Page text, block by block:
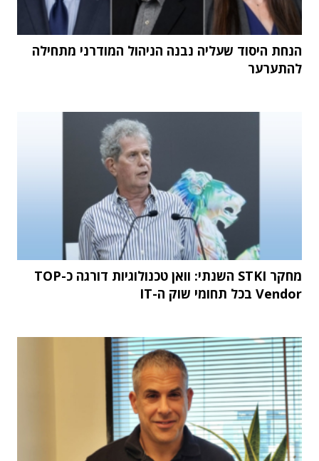
הנחת היסוד שעליה נבנה הניהול המודרני מתחילה
להתערער
מחקר STKI השנתי: וואן טכנולוגיות דורגה כ-TOP
Vendor בכל תחומי שוק ה-IT